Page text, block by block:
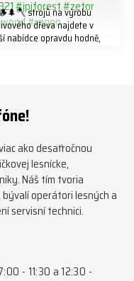
strojů na výrobu
dřeva najdete v
nabídce opravdu hodně,
ako desaťročnou
lesnícke,
Náš tím tvoria
operátori lesných a
servisní technici.
- 11:30 a 12:30 -